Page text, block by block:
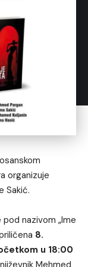
organizuje
Sakić.
nazivom „Ime
8.
u 18:00
Mehmed